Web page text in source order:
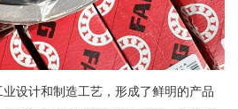
设计和制造工艺，形成了鲜明的产品